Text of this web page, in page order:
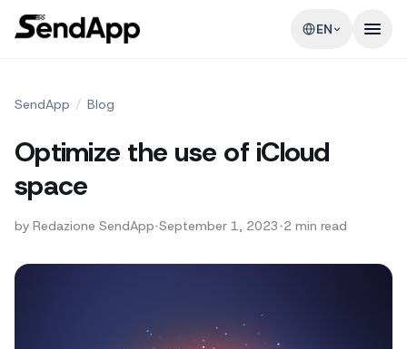
EN
SendApp / Blog
Optimize the use of iCloud
space
by Redazione SendApp•September 1, 2023•2 min read